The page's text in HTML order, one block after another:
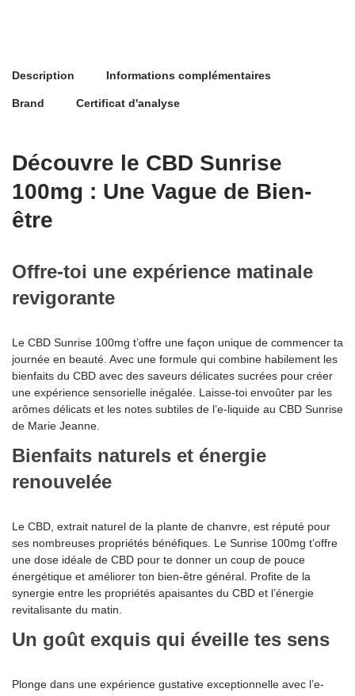
Description Informations complémentaires
Brand Certificat d'analyse
Découvre le CBD Sunrise
100mg : Une Vague de Bien-
être
Offre-toi une expérience matinale
revigorante
Le CBD Sunrise 100mg t’offre une façon unique de commencer ta
journée en beauté. Avec une formule qui combine habilement les
bienfaits du CBD avec des saveurs délicates sucrées pour créer
une expérience sensorielle inégalée. Laisse-toi envoûter par les
arômes délicats et les notes subtiles de l’e-liquide au CBD Sunrise
de Marie Jeanne.
Bienfaits naturels et énergie
renouvelée
Le CBD, extrait naturel de la plante de chanvre, est réputé pour
ses nombreuses propriétés bénéfiques. Le Sunrise 100mg t’offre
une dose idéale de CBD pour te donner un coup de pouce
énergétique et améliorer ton bien-être général. Profite de la
synergie entre les propriétés apaisantes du CBD et l’énergie
revitalisante du matin.
Un goût exquis qui éveille tes sens
Plonge dans une expérience gustative exceptionnelle avec l’e-